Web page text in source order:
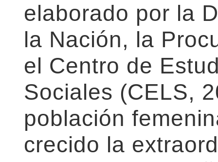
elaborado por la
la Nación, la
el Centro de
Sociales (CELS,
población
crecido la